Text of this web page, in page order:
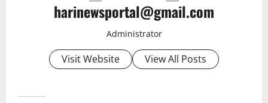
harinewsportal@gmail.com
Administrator
Visit Website View All Posts